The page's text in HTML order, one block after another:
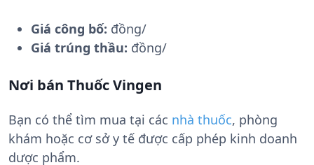
Giá công bố: đồng/
Giá trúng thầu: đồng/
Nơi bán Thuốc Vingen
Bạn có thể tìm mua tại các nhà thuốc, phòng
khám hoặc cơ sở y tế được cấp phép kinh doanh
dược phẩm.